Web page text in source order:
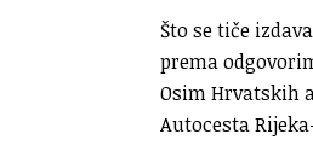
Što se tiče
prema
Osim Hrvatskih
Autocesta